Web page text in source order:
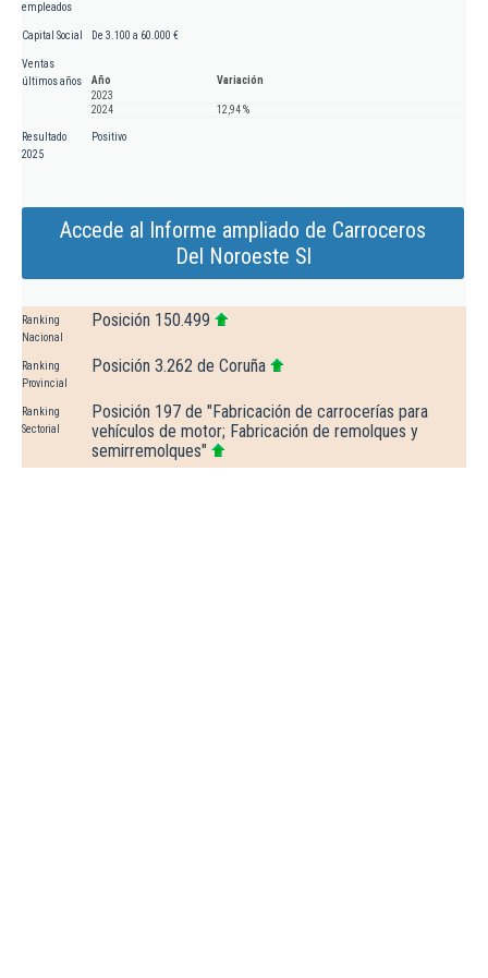
empleados
Capital Social De 3.100 a 60.000 €
Ventas
últimos años
Año
Variación
2023
2024
12,94 %
Resultado
2025
Positivo
Accede al Informe ampliado de Carroceros
Del Noroeste Sl
Ranking
Nacional
Posición 150.499
Ranking
Provincial
Posición 3.262 de Coruña
Ranking
Sectorial
Posición 197 de "Fabricación de carrocerías para
vehículos de motor; Fabricación de remolques y
semirremolques"